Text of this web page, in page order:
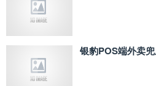
银豹POS端外卖